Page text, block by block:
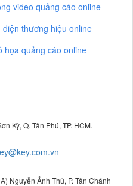
video quảng cáo online
thương hiệu online
họa quảng cáo online
Kỳ, Q. Tân Phú, TP. HCM.
Nguyễn Ảnh Thủ, P. Tân Chánh